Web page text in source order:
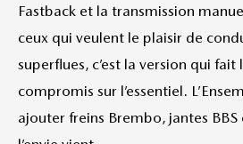
Fastback et la transmission
ceux qui veulent le plaisir de
superflues, c’est la version qui fait
compromis sur l’essentiel.
ajouter freins Brembo, jantes BBS